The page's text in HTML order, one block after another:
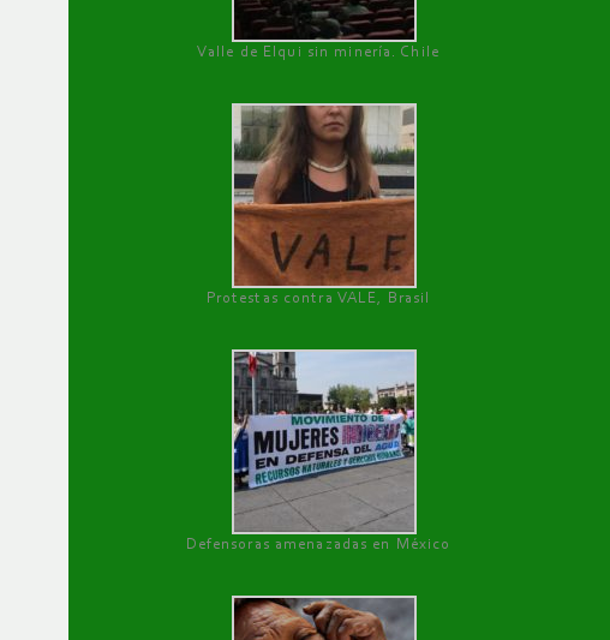
Valle de Elqui sin minería. Chile
Protestas contra VALE, Brasil
Defensoras amenazadas en México